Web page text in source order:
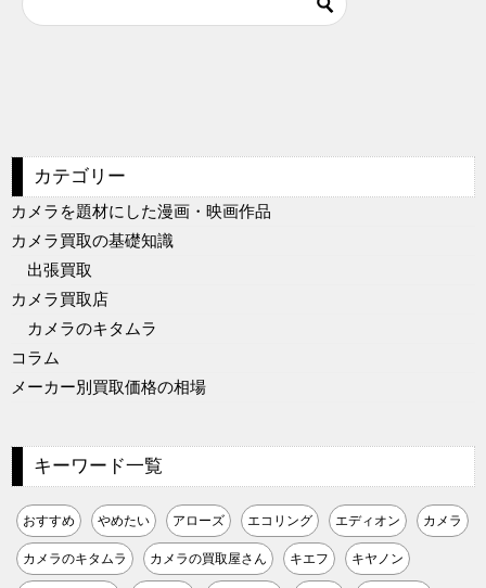
カテゴリー
カメラを題材にした漫画・映画作品
カメラ買取の基礎知識
出張買取
カメラ買取店
カメラのキタムラ
コラム
メーカー別買取価格の相場
キーワード一覧
おすすめ やめたい アローズ エコリング エディオン カメラ
カメラのキタムラ カメラの買取屋さん キエフ キヤノン